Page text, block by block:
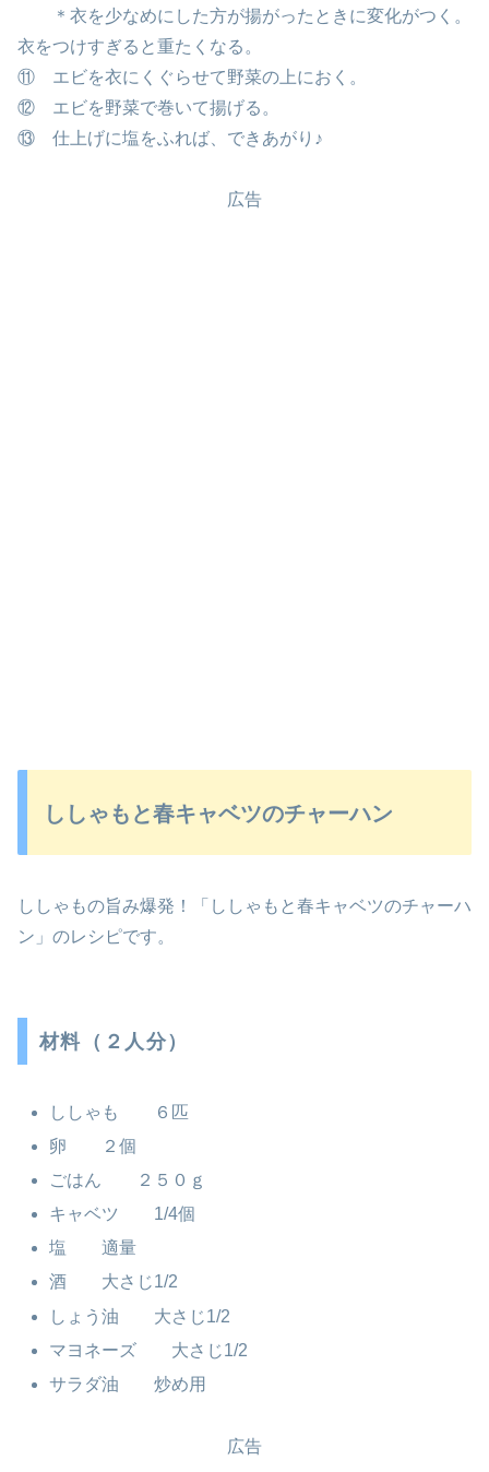
＊衣を少なめにした方が揚がったときに変化がつく。
衣をつけすぎると重たくなる。
⑪ エビを衣にくぐらせて野菜の上におく。
⑫ エビを野菜で巻いて揚げる。
⑬ 仕上げに塩をふれば、できあがり♪
広告
ししゃもと春キャベツのチャーハン
ししゃもの旨み爆発！「ししゃもと春キャベツのチャーハ
ン」のレシピです。
材料（２人分）
ししゃも ６匹
卵 ２個
ごはん ２５０ｇ
キャベツ 1/4個
塩 適量
酒 大さじ1/2
しょう油 大さじ1/2
マヨネーズ 大さじ1/2
サラダ油 炒め用
広告